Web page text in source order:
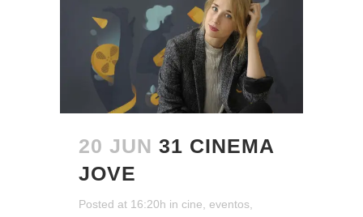
20 JUN 31 CINEMA
JOVE
Posted at 16:20h in cine eventos